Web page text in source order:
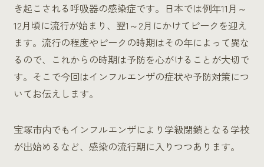
き起こされる呼吸器の感染症です。日本では例年11月～
12月頃に流行が始まり、翌1～2月にかけてピークを迎え
ます。流行の程度やピークの時期はその年によって異な
るので、これからの時期は予防を心がけることが大切で
す。そこで今回はインフルエンザの症状や予防対策につ
いてお伝えします。
宝塚市内でもインフルエンザにより学級閉鎖となる学校
が出始めるなど、感染の流行期に入りつつあります。